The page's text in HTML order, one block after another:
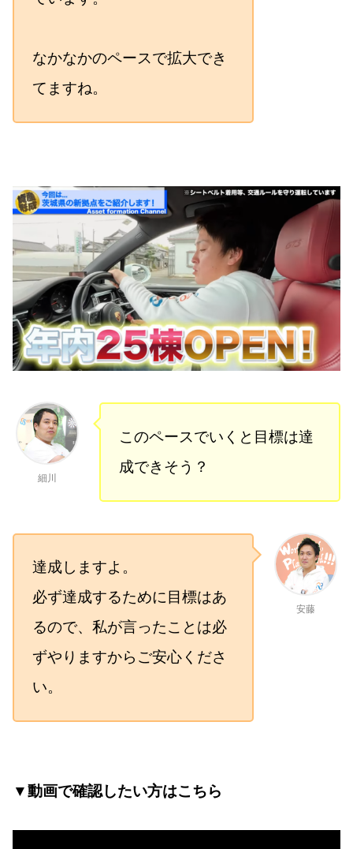
なかなかのペースで拡大でき
てますね。
細川
このペースでいくと目標は達
成できそう？
安藤
達成しますよ。
必ず達成するために目標はあ
るので、私が言ったことは必
ずやりますからご安心くださ
い。
▼動画で確認したい方はこちら